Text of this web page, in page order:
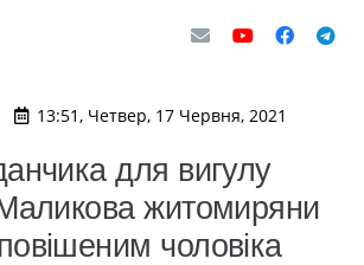
13:51, Четвер, 17 Червня, 2021
для вигулу
житомиряни
чоловіка